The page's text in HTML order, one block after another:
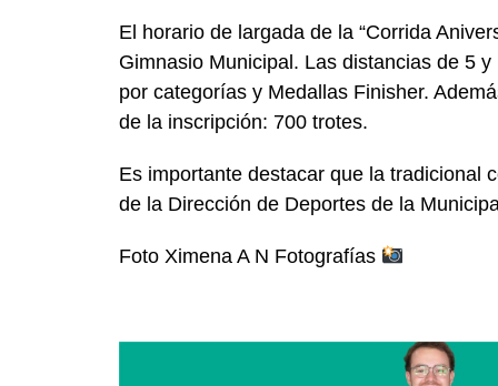
El horario de largada de la “Corrida
Gimnasio Municipal. Las distancias de 5
por categorías y Medallas Finisher.
de la inscripción: 700 trotes.
Es importante destacar que la tradicional
de la Dirección de Deportes de la
Foto Ximena A N Fotografías